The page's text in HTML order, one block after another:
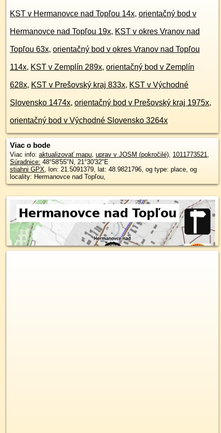
KST v Hermanovce nad Topľou 14x, orientačný bod v
Hermanovce nad Topľou 19x, KST v okres Vranov nad
Topľou 63x, orientačný bod v okres Vranov nad Topľou
114x, KST v Zemplín 289x, orientačný bod v Zemplín
628x, KST v Prešovský kraj 833x, KST v Východné
Slovensko 1474x, orientačný bod v Prešovský kraj 1975x,
orientačný bod v Východné Slovensko 3264x
Viac o bode
Viac info: aktualizovať mapu, uprav v JOSM (pokročilé), 1011773521,
Súradnice: 48°58'55"N, 21°30'32"E
stiahni GPX, lon: 21.5091379, lat: 48.9821796, og type: place, og
locality: Hermanovce nad Topľou,